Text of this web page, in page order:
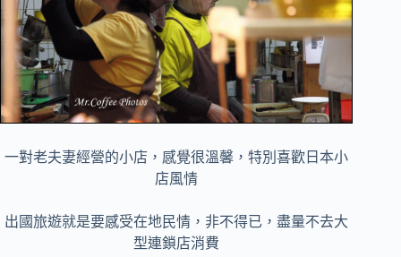
一對老夫妻經營的小店，感覺很溫馨，特別喜歡日本小
店風情
出國旅遊就是要感受在地民情，非不得已，盡量不去大
型連鎖店消費